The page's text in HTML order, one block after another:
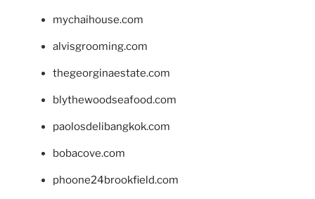
mychaihouse.com
alvisgrooming.com
thegeorginaestate.com
blythewoodseafood.com
paolosdelibangkok.com
bobacove.com
phoone24brookfield.com